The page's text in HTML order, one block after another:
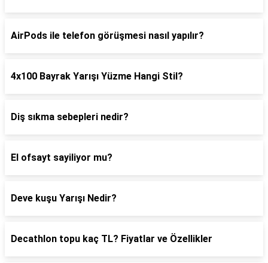
AirPods ile telefon görüşmesi nasıl yapılır?
4x100 Bayrak Yarışı Yüzme Hangi Stil?
Diş sıkma sebepleri nedir?
El ofsayt sayiliyor mu?
Deve kuşu Yarışı Nedir?
Decathlon topu kaç TL? Fiyatlar ve Özellikler